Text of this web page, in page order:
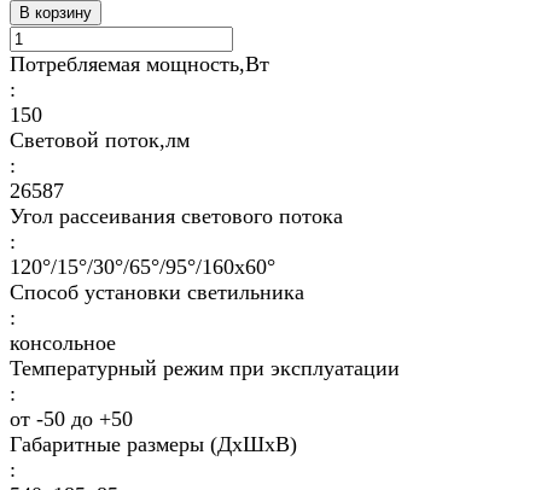
В корзину
Потребляемая мощность,Вт
:
150
Световой поток,лм
:
26587
Угол рассеивания светового потока
:
120°/15°/30°/65°/95°/160х60°
Способ установки светильника
:
консольное
Температурный режим при эксплуатации
:
от -50 до +50
Габаритные размеры (ДхШхВ)
: